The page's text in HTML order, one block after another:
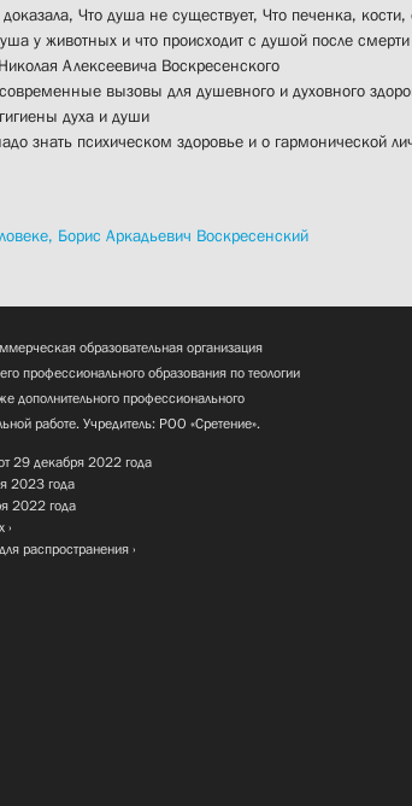
Что душа не существует, Что печенка, кости,
у животных и что происходит с душой после смерти
Алексеевича Воскресенского
вызовы для душевного и духовного
духа и души
знать психическом здоровье и о гармонической
Борис Аркадьевич Воскресенский
образовательная организация
профессионального образования по теологии
дополнительного профессионального
работе. Учредитель: РОО «Сретение».
29 декабря 2022 года
2023 года
2022 года
распространения